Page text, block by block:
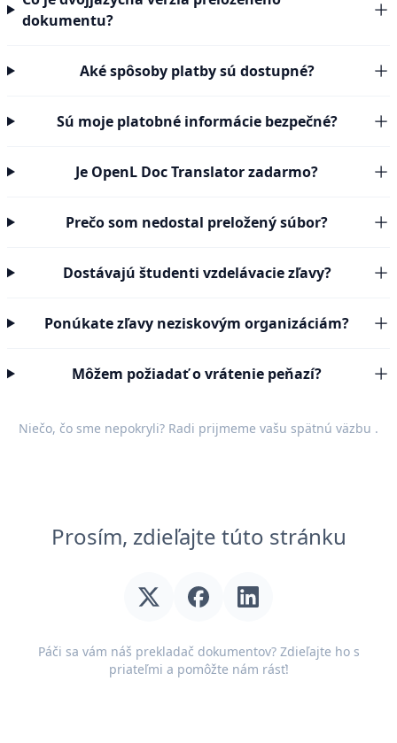
dokumentu?
Aké spôsoby platby sú dostupné?
Sú moje platobné informácie bezpečné?
Je OpenL Doc Translator zadarmo?
Prečo som nedostal preložený súbor?
Dostávajú študenti vzdelávacie zľavy?
Ponúkate zľavy neziskovým organizáciám?
Môžem požiadať o vrátenie peňazí?
Niečo, čo sme nepokryli? Radi prijmeme vašu spätnú väzbu .
Prosím, zdieľajte túto stránku
Páči sa vám náš prekladač dokumentov? Zdieľajte ho s
priateľmi a pomôžte nám rásť!